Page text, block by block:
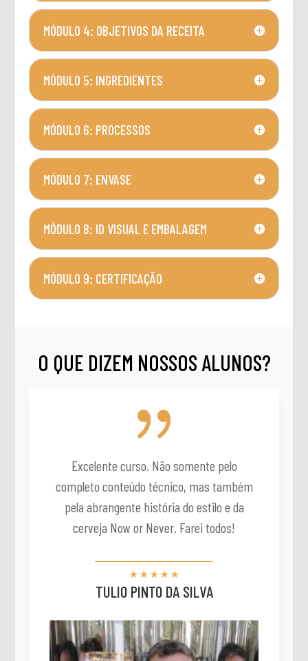
MÓDULO 4: OBJETIVOS DA RECEITA
MÓDULO 5: INGREDIENTES
MÓDULO 6: PROCESSOS
MÓDULO 7: ENVASE
MÓDULO 8: ID VISUAL E EMBALAGEM
MÓDULO 9: CERTIFICAÇÃO
O QUE DIZEM NOSSOS ALUNOS?
{
Excelente curso. Não somente pelo
completo conteúdo técnico, mas também
pela abrangente história do estilo e da
cerveja Now or Never. Farei todos!
☆ ☆ ☆ ☆ ☆
TULIO PINTO DA SILVA